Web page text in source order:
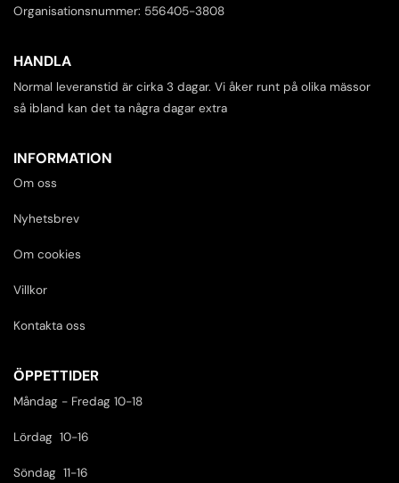
Organisationsnummer: 556405-3808
HANDLA
Normal leveranstid är cirka 3 dagar. Vi åker runt på olika mässor
så ibland kan det ta några dagar extra
INFORMATION
Om oss
Nyhetsbrev
Om cookies
Villkor
Kontakta oss
ÖPPETTIDER
Måndag - Fredag 10-18
Lördag 10-16
Söndag 11-16